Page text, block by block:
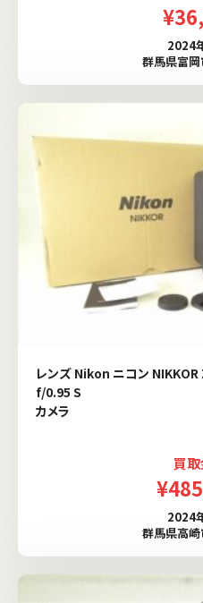
2024
群馬県富
レンズ Nikon ニコン
f/0.95 S
カメラ
買
2024
群馬県高